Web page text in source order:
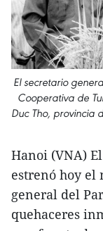
El secretario
Cooperativa de
Duc Tho, provincia
Hanoi (VNA)
estrenó hoy el
general del
quehaceres